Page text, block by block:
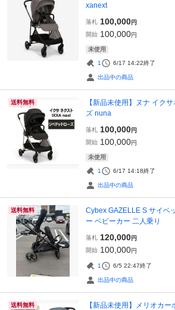
xanext
落札 100,000円
開始 100,000円
未使用
1 6/17 14:22終了
出品中の商品
送料無料
【新品未使用】ヌナ イク
ズ nuna
落札 100,000円
開始 100,000円
未使用
1 6/17 14:18終了
出品中の商品
送料無料
Cybex GAZELLE S サイベ
ー ベビーカー 二人乗り
落札 120,000円
開始 100,000円
1 6/5 22:47終了
出品中の商品
送料無料 【新品未使用】メリオカ